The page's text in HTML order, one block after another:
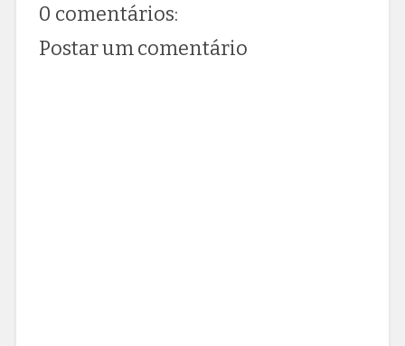
0 comentários:
Postar um comentário